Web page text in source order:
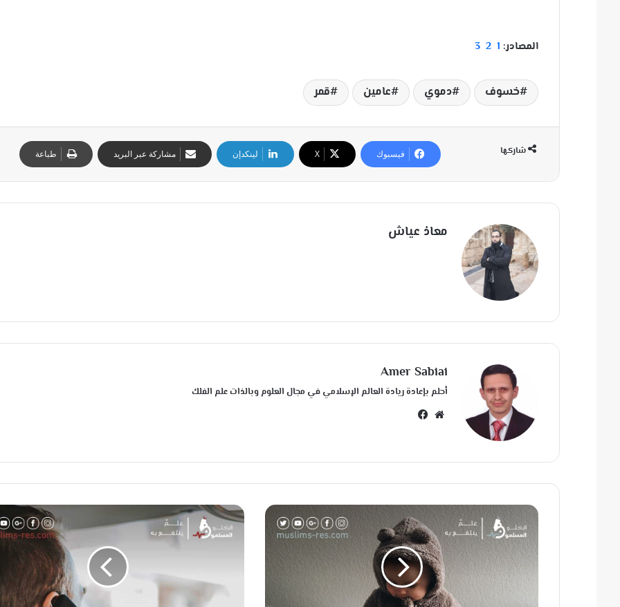
المصادر: 1
2
3
خسوف دموي عامين قمر
شاركها فيسبوك ‫X لينكدإن مشاركة عبر البريد طباعة
معاذ عياش
Amer Sabiai
أحلم بإعادة ريادة العالم الإسلامي في مجال العلوم وبالذات علم الفلك
مو
ب
ل
نْ
أَ
عُ
ح
س